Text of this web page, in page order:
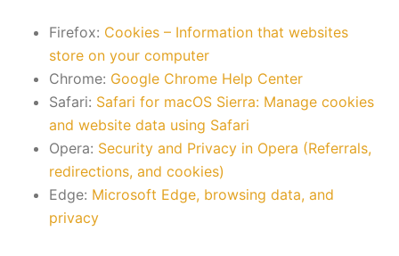
Firefox: Cookies – Information that websites
store on your computer
Chrome: Google Chrome Help Center
Safari: Safari for macOS Sierra: Manage cookies
and website data using Safari
Opera: Security and Privacy in Opera (Referrals,
redirections, and cookies)
Edge: Microsoft Edge, browsing data, and
privacy